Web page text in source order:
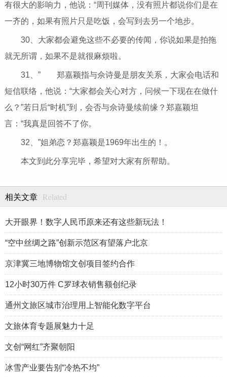
有很大的影响力，他说：“周刊媒体，没有照片都说你们是在
一齐的，如果有照片只是吃饭，会写到去另一个地步。
30、大家都会避免这些不必要的传闻，你说如果是拍拖
就无所谓，如果不是就很麻烦啦。
31、” 郑嘉颖指与佘诗曼是朋友关系，大家会电话和
短信联络，他说：“大家都会关心对方，问候一下现在在做什
么？”若日后“时机”到，会否与佘诗曼续前缘？郑嘉颖坦
言：“我真是回答不了你。
32、”姐弟恋？郑嘉颖是1969年出生的！。
本文到此分享完毕，希望对大家有所帮助。
相关文章 Related
大开眼界！数字人民币原来还有这些新玩法！
“空中丝绸之路”创新示范区有望落户北京
京津冀三地博物馆文创项目签约合作
12小时30万件 C罗球衣销售额创纪录
通州文旅区城市治理用上智能化数字平台
文旅体育专题展魅力十足
文创“网红”齐聚朝阳
冰雪产业要告别“冷热不均”